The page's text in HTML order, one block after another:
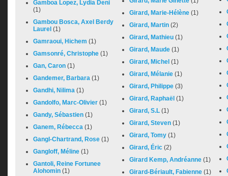
Gamboa Lopez, Lydia Deni
(1)
Gambou Bosca, Axel Berdy
Laurel (1)
Gamraoui, Hichem (1)
Gamsonré, Christophe (1)
Gan, Caron (1)
Gandemer, Barbara (1)
Gandhi, Nilima (1)
Gandolfo, Marc-Olivier (1)
Gandy, Sébastien (1)
Ganem, Rébecca (1)
Gangl-Chartrand, Rose (1)
Gangloff, Méline (1)
Gantoli, Reine Fortunee
Alohomin (1)
Girard, Marie-Hélène (1)
Girard, Martin (2)
Girard, Mathieu (1)
Girard, Maude (1)
Girard, Michel (1)
Girard, Mélanie (1)
Girard, Philippe (3)
Girard, Raphaël (1)
Girard, S.L (1)
Girard, Steven (1)
Girard, Tomy (1)
Girard, Éric (2)
Girard Kemp, Andréanne (1)
Girard-Bériault, Fabienne (1)